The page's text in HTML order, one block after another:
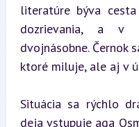
literatúre býva
dozrievania, a
dvojnásobne. Černok
ktoré miluje, ale aj v
Situácia sa rýchlo
deja vstupuje aga